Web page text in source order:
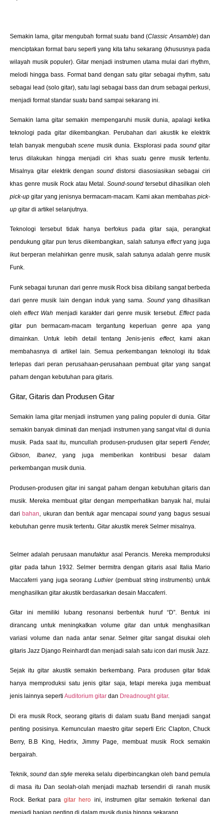
Semakin lama, gitar mengubah format suatu band (Classic Ansamble) dan
menciptakan format baru seperti yang kita tahu sekarang (khususnya pada
wilayah musik populer). Gitar menjadi instrumen utama mulai dari rhythm,
melodi hingga bass. Format band dengan satu gitar sebagai rhythm, satu
sebagai lead (solo gitar), satu lagi sebagai bass dan drum sebagai perkusi,
menjadi format standar suatu band sampai sekarang ini.
Semakin lama gitar semakin mempengaruhi musik dunia, apalagi ketika
teknologi pada gitar dikembangkan. Perubahan dari akustik ke elektrik
telah banyak mengubahscene musik dunia. Eksplorasi pada soundgitar
terus dilakukan hingga menjadi ciri khas suatu genre musik tertentu.
Misalnya gitar elektrik dengan sound distorsi diasosiasikan sebagai ciri
khas genre musik Rock atau Metal.Sound-sound tersebut dihasilkan oleh
pick-up gitar yang jenisnya bermacam-macam. Kami akan membahas pick-
up gitar di artikel selanjutnya.
Teknologi tersebut tidak hanya berfokus pada gitar saja, perangkat
pendukung gitar pun terus dikembangkan, salah satunya effectyang juga
ikut berperan melahirkan genre musik, salah satunya adalah genre musik
Funk.
Funk sebagai turunan dari genre musik Rock bisa dibilang sangat berbeda
dari genre musik lain dengan induk yang sama. Soundyang dihasilkan
oleheffect Wah menjadi karakter dari genre musik tersebut. Effectpada
gitar pun bermacam-macam tergantung keperluan genre apa yang
dimainkan. Untuk lebih detail tentang Jenis-jenis effect, kami akan
membahasnya di artikel lain. Semua perkembangan teknologi itu tidak
terlepas dari peran perusahaan-perusahaan pembuat gitar yang sangat
paham dengan kebutuhan para gitaris.
Gitar, Gitaris dan Produsen Gitar
Semakin lama gitar menjadi instrumen yang paling populer di dunia. Gitar
semakin banyak diminati dan menjadi instrumen yang sangat vital di dunia
musik. Pada saat itu, muncullah produsen-prudusen gitar seperti Fender,
Gibson, Ibanez, yang juga memberikan kontribusi besar dalam
perkembangan musik dunia.
Produsen-produsen gitar ini sangat paham dengan kebutuhan gitaris dan
musik. Mereka membuat gitar dengan memperhatikan banyak hal, mulai
daribahan , ukuran dan bentuk agar mencapaisound yang bagus sesuai
kebutuhan genre musik tertentu. Gitar akustik merek Selmer misalnya.
Selmer adalah perusaan manufaktur asal Perancis. Mereka memproduksi
gitar pada tahun 1932. Selmer bermitra dengan gitaris asal Italia Mario
Maccaferri yang juga seorang Luthier(pembuat string instruments) untuk
menghasilkan gitar akustik berdasarkan desain Maccaferri.
Gitar ini memiliki lubang resonansi berbentuk huruf “D”. Bentuk ini
dirancang untuk meningkatkan volume gitar dan untuk menghasilkan
variasi volume dan nada antar senar. Selmer gitar sangat disukai oleh
gitaris Jazz Django Reinhardt dan menjadi salah satu icon dari musik Jazz.
Sejak itu gitar akustik semakin berkembang. Para produsen gitar tidak
hanya memproduksi satu jenis gitar saja, tetapi mereka juga membuat
jenis lainnya seperti Auditorium gitar dan Dreadnought gitar.
Di era musik Rock, seorang gitaris di dalam suatu Band menjadi sangat
penting posisinya. Kemunculan maestro gitar seperti Eric Clapton, Chuck
Berry, B.B King, Hedrix, Jimmy Page, membuat musik Rock semakin
bergairah.
Teknik,sound danstyle mereka selalu diperbincangkan oleh band pemula
di masa itu Dan seolah-olah menjadi mazhab tersendiri di ranah musik
Rock. Berkat para gitar hero ini, instrumen gitar semakin terkenal dan
menjadi bagian penting di dalam musik dunia hingga sekarang.